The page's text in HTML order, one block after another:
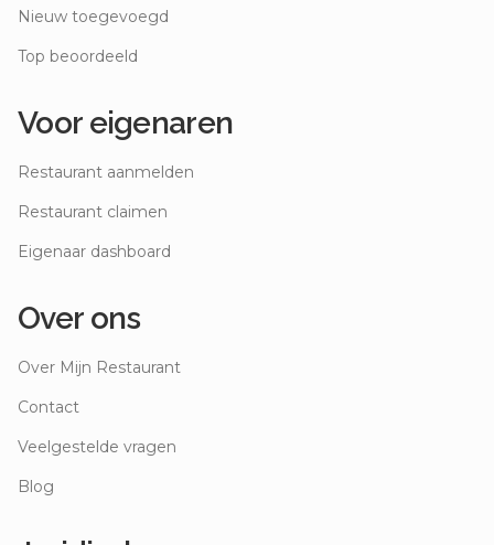
Nieuw toegevoegd
Top beoordeeld
Voor eigenaren
Restaurant aanmelden
Restaurant claimen
Eigenaar dashboard
Over ons
Over Mijn Restaurant
Contact
Veelgestelde vragen
Blog